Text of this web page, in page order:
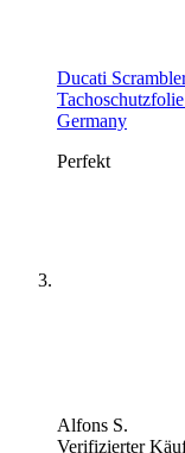
Ducati
Germany
Perfekt
Alfons S.
Verifizierter